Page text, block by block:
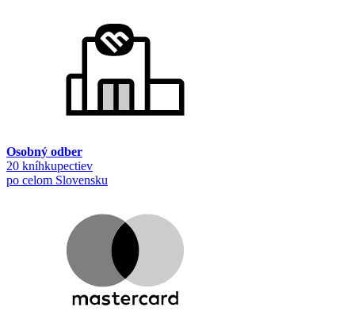
Osobný odber
20 kníhkupectiev
po celom Slovensku